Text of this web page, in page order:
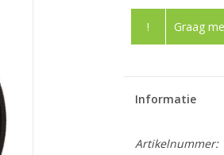
! Graag
Informatie
Artikelnummer: